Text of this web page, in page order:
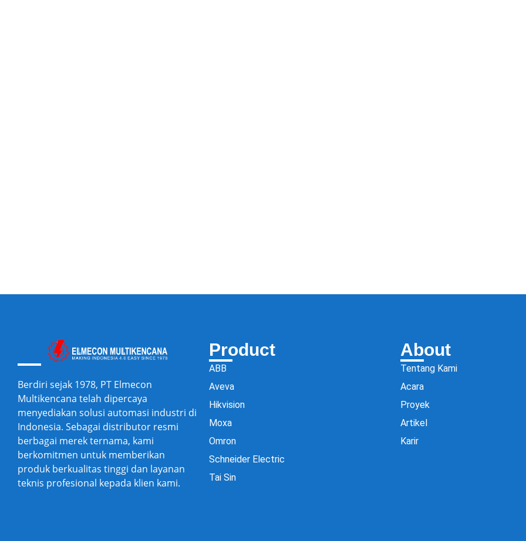
Berdiri sejak 1978, PT Elmecon
Multikencana telah dipercaya
menyediakan solusi automasi industri di
Indonesia. Sebagai distributor resmi
berbagai merek ternama, kami
berkomitmen untuk memberikan
produk berkualitas tinggi dan layanan
teknis profesional kepada klien kami.
Product
ABB
Aveva
Hikvision
Moxa
Omron
Schneider Electric
Tai Sin
About
Tentang Kami
Acara
Proyek
Artikel
Karir